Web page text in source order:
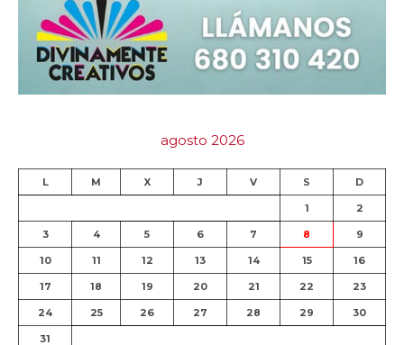
agosto 2026
L M X J V S D
1 2
3 4 5 6 7 8 9
10 11 12 13 14 15 16
17 18 19 20 21 22 23
24 25 26 27 28 29 30
31